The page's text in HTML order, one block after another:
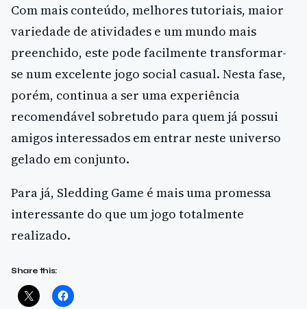
Com mais conteúdo, melhores tutoriais, maior
variedade de atividades e um mundo mais
preenchido, este pode facilmente transformar-
se num excelente jogo social casual. Nesta fase,
porém, continua a ser uma experiência
recomendável sobretudo para quem já possui
amigos interessados em entrar neste universo
gelado em conjunto.
Para já, Sledding Game é mais uma promessa
interessante do que um jogo totalmente
realizado.
Share this: